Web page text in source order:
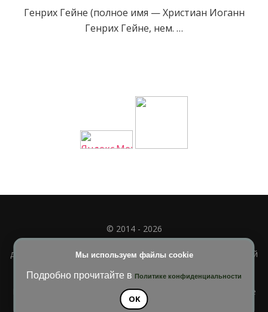
Генрих Гейне (полное имя — Христиан Иоганн
Генрих Гейне, нем. …
Мы используем файлы cookie
Подробно прочитайте в Политике конфиденциальности
OK
© 2014 - 2026
Полное или частичное использование материала
допускается только при наличии активной и индексируемой
Blossom Diva | РазработанаТемы Blossom
. На платформе
WordPress